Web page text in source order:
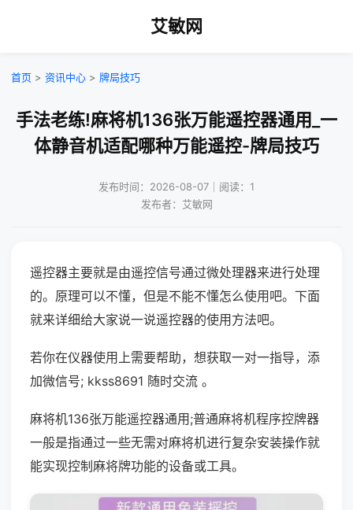
艾敏网
首页 > 资讯中心 > 牌局技巧
手法老练!麻将机136张万能遥控器通用_一
体静音机适配哪种万能遥控-牌局技巧
发布时间：2026-08-07｜阅读：1
发布者：艾敏网
遥控器主要就是由遥控信号通过微处理器来进行处理
的。原理可以不懂，但是不能不懂怎么使用吧。下面
就来详细给大家说一说遥控器的使用方法吧。
若你在仪器使用上需要帮助，想获取一对一指导，添
加微信号; kkss8691 随时交流 。
麻将机136张万能遥控器通用;普通麻将机程序控牌器
一般是指通过一些无需对麻将机进行复杂安装操作就
能实现控制麻将牌功能的设备或工具。